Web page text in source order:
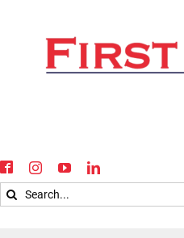
Hem